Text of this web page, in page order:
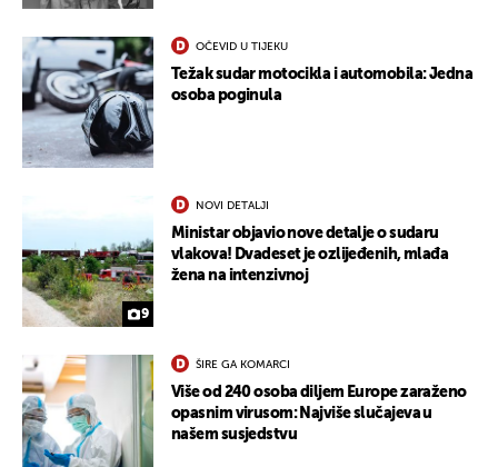
OČEVID U TIJEKU
Težak sudar motocikla i automobila: Jedna
osoba poginula
9
NOVI DETALJI
Ministar objavio nove detalje o sudaru
vlakova! Dvadeset je ozlijeđenih, mlađa
žena na intenzivnoj
ŠIRE GA KOMARCI
Više od 240 osoba diljem Europe zaraženo
opasnim virusom: Najviše slučajeva u
našem susjedstvu